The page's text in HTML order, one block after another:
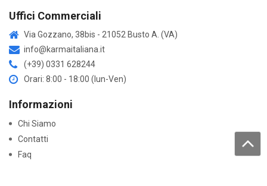
Uffici Commerciali
Via Gozzano, 38bis - 21052 Busto A. (VA)
info@karmaitaliana.it
(+39) 0331 628244
Orari: 8:00 - 18:00 (lun-Ven)
Informazioni
Chi Siamo
Contatti
Faq